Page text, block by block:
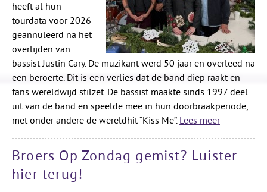
heeft al hun
tourdata voor 2026
geannuleerd na het
overlijden van
bassist Justin Cary. De muzikant werd 50 jaar en overleed na
een beroerte. Dit is een verlies dat de band diep raakt en
fans wereldwijd stilzet. De bassist maakte sinds 1997 deel
uit van de band en speelde mee in hun doorbraakperiode,
met onder andere de wereldhit “Kiss Me”. Lees meer
Broers Op Zondag gemist? Luister
hier terug!